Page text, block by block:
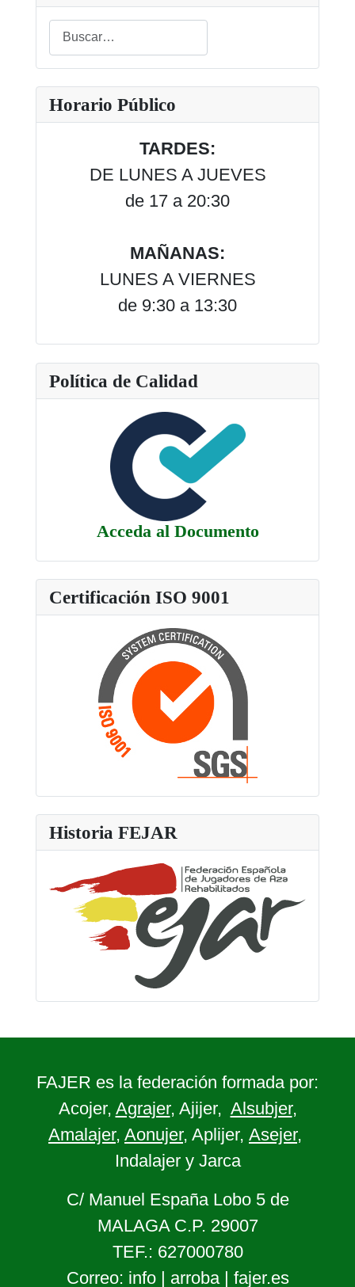
Buscar
Type 2 or more characters for results.
Horario Público
TARDES:
DE LUNES A JUEVES
de 17 a 20:30
MAÑANAS:
LUNES A VIERNES
de 9:30 a 13:30
Política de Calidad
Acceda al Documento
Certificación ISO 9001
Historia FEJAR
FAJER es la federación formada por:
Acojer, Agrajer, Ajijer, Alsubjer,
Amalajer, Aonujer, Aplijer, Asejer,
Indalajer y Jarca
C/ Manuel España Lobo 5 de
MALAGA C.P. 29007
TEF.: 627000780
Correo: info | arroba | fajer.es